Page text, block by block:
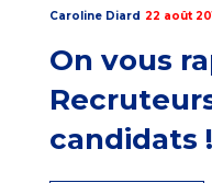
Caroline Diard 22 août
On vous
candidats !